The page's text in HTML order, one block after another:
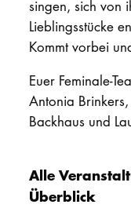
singen, sich von
Lieblingsstücke
Kommt vorbei
Euer Feminale-
Antonia
Backhaus und
Alle
Überblick